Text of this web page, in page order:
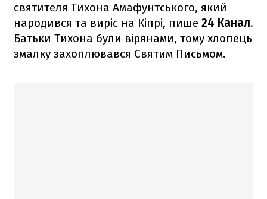
святителя Тихона Амафунтського, який
народився та виріс на Кіпрі, пише 24 Канал.
Батьки Тихона були вірянами, тому хлопець
змалку захоплювався Святим Письмом.